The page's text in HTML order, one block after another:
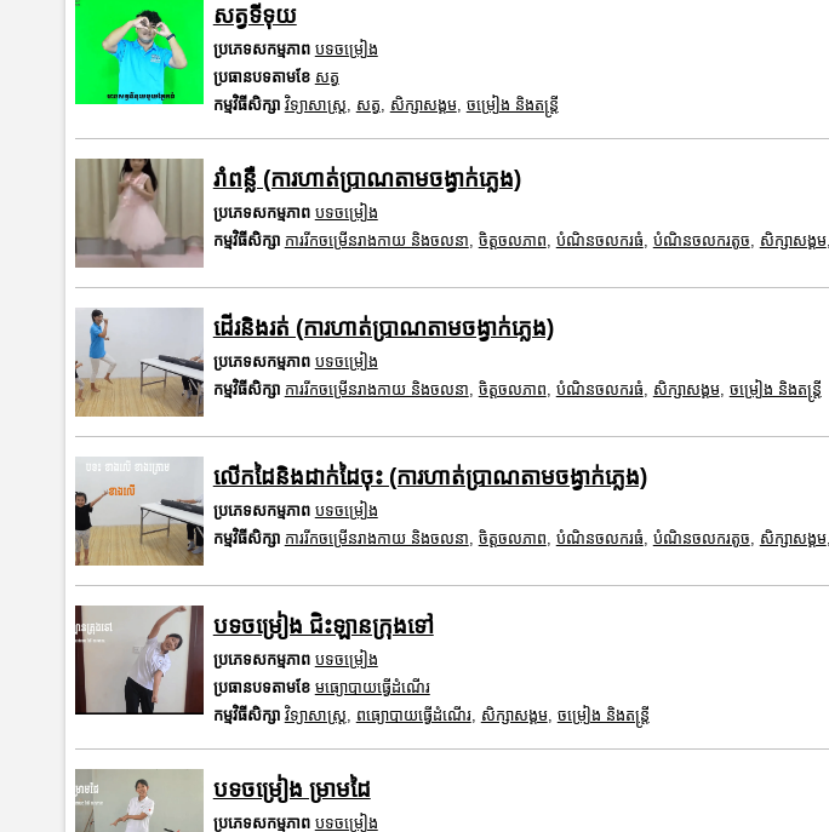
សត្វទីទុយ
ប្រភេទសកម្មភាព បទចម្រៀង
ប្រធានបទតាមខែ សត្វ
កម្មវិធីសិក្សា វិទ្យាសាស្រ្ត សត្វ សិក្សាសង្គម, ចម្រៀង និងតន្ត្រី
រាំពន្លឺ (ការហាត់ប្រាណតាមចង្វាក់ភ្លេង)
ប្រភេទសកម្មភាព បទចម្រៀង
កម្មវិធីសិក្សា ការរីកចម្រើនរាងកាយ និងចលនា ចិត្តចលភាព បំណិនចលករធំ បំណិនចលករតូច សិក្សាសង្គម,
ដើរនិងរត់ (ការហាត់ប្រាណតាមចង្វាក់ភ្លេង)
ប្រភេទសកម្មភាព បទចម្រៀង
កម្មវិធីសិក្សា ការរីកចម្រើនរាងកាយ និងចលនា ចិត្តចលភាព បំណិនចលករធំ សិក្សាសង្គម, ចម្រៀង និងតន្ត្រី
លើកដៃនិងដាក់ដៃចុះ (ការហាត់ប្រាណតាមចង្វាក់ភ្លេង)
ប្រភេទសកម្មភាព បទចម្រៀង
កម្មវិធីសិក្សា ការរីកចម្រើនរាងកាយ និងចលនា ចិត្តចលភាព បំណិនចលករធំ បំណិនចលករតូច សិក្សាសង្គម,
បទចម្រៀង ជិះឡានក្រុងទៅ
ប្រភេទសកម្មភាព បទចម្រៀង
ប្រធានបទតាមខែ មធ្យោបាយធ្វើដំណើរ
កម្មវិធីសិក្សា វិទ្យាសាស្រ្ត ពធ្យោបាយធ្វើដំណើរ, សិក្សាសង្គម, ចម្រៀង និងតន្ត្រី
បទចម្រៀង ម្រាមដៃ
ប្រភេទសកម្មភាព បទចម្រៀង